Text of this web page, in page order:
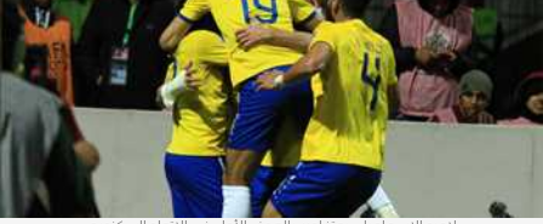
آراء حرة
ركن الألعاب
الدوري المصري